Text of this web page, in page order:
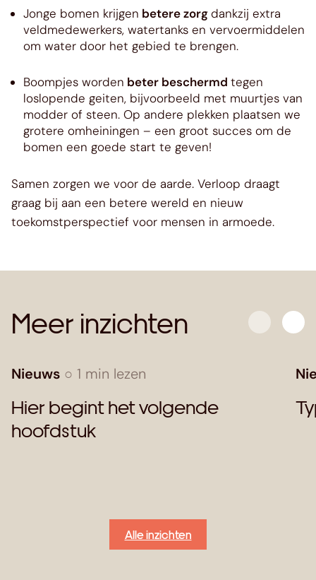
Jonge bomen krijgen betere zorgdankzij extra
veldmedewerkers, watertanks en vervoermiddelen
om water door het gebied te brengen.
Boompjes worden beter beschermd tegen
loslopende geiten, bijvoorbeeld met muurtjes van
modder of steen. Op andere plekken plaatsen we
grotere omheiningen – een groot succes om de
bomen een goede start te geven!
Samen zorgen we voor de aarde. Verloop draagt
graag bij aan een betere wereld en nieuw
toekomstperspectief voor mensen in armoede.
Meer inzichten
Nieuws ○ 1 min lezen
Hier begint het volgende
hoofdstuk
Alle inzichten